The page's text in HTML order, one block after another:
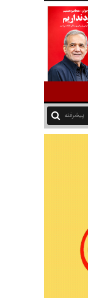
پیشرفته